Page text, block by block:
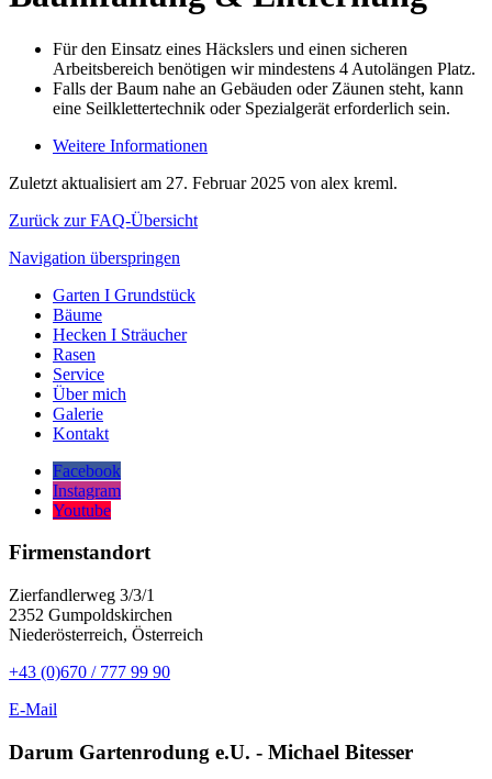
Für den Einsatz eines Häckslers und einen sicheren
Arbeitsbereich benötigen wir mindestens 4 Autolängen Platz.
Falls der Baum nahe an Gebäuden oder Zäunen steht, kann
eine Seilklettertechnik oder Spezialgerät erforderlich sein.
Weitere Informationen
Zuletzt aktualisiert am 27. Februar 2025 von alex kreml.
Zurück zur FAQ-Übersicht
Navigation überspringen
Garten I Grundstück
Bäume
Hecken I Sträucher
Rasen
Service
Über mich
Galerie
Kontakt
Facebook
Instagram
Youtube
Firmenstandort
Zierfandlerweg 3/3/1
2352 Gumpoldskirchen
Niederösterreich, Österreich
+43 (0)670 / 777 99 90
E-Mail
Darum Gartenrodung e.U. - Michael Bitesser